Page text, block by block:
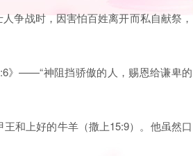
争战时，因害怕百姓离开而私自献祭，
》——“神阻挡骄傲的人，赐恩给谦卑的
和上好的牛羊（撒上15:9）。他虽然口